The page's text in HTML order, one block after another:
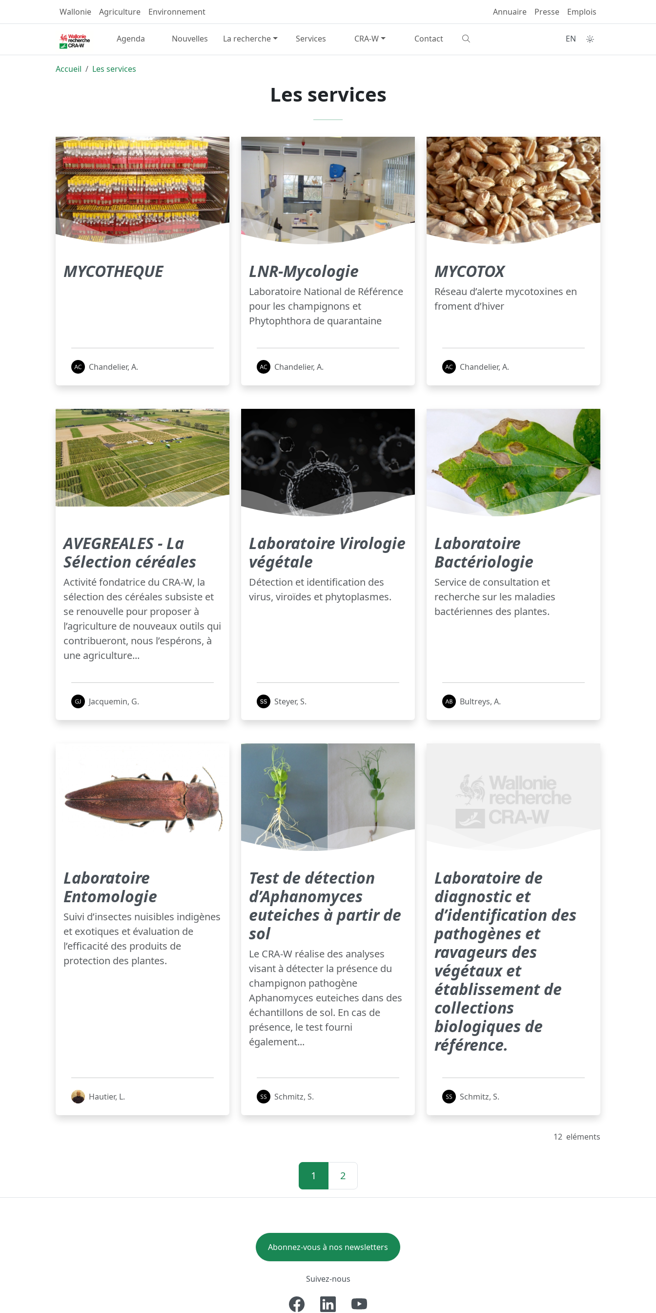
Wallonie Agriculture Environnement Annuaire Presse Emplois
Agenda Nouvelles La recherche Services CRA-W Contact EN
Accueil Les services
Les services
MYCOTHEQUE
Chandelier, A.
LNR-Mycologie
Laboratoire National de Référence
pour les champignons et
Phytophthora de quarantaine
Chandelier, A.
MYCOTOX
Réseau d’alerte mycotoxines en
froment d’hiver
Chandelier, A.
AVEGREALES - La
Sélection céréales
Activité fondatrice du CRA-W, la
sélection des céréales subsiste et
se renouvelle pour proposer à
l’agriculture de nouveaux outils qui
contribueront, nous l’espérons, à
une agriculture...
Jacquemin, G.
Laboratoire Virologie
végétale
Détection et identification des
virus, viroïdes et phytoplasmes.
Steyer, S.
Laboratoire
Bactériologie
Service de consultation et
recherche sur les maladies
bactériennes des plantes.
Bultreys, A.
Laboratoire
Entomologie
Suivi d’insectes nuisibles indigènes
et exotiques et évaluation de
l’efficacité des produits de
protection des plantes.
Hautier, L.
Test de détection
d’Aphanomyces
euteiches à partir de
sol
Le CRA-W réalise des analyses
visant à détecter la présence du
champignon pathogène
Aphanomyces euteiches dans des
échantillons de sol. En cas de
présence, le test fourni
également...
Schmitz, S.
Laboratoire de
diagnostic et
d’identification des
pathogènes et
ravageurs des
végétaux et
établissement de
collections
biologiques de
référence.
Schmitz, S.
12 eléments
1 2
Abonnez-vous à nos newsletters
Suivez-nous